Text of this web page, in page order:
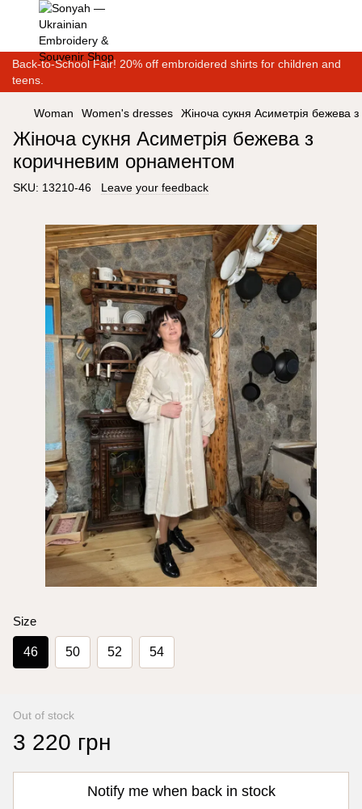
Back-to-School Fair! 20% off embroidered shirts for children and
teens.
Woman Women's dresses Жіноча сукня Асиметрія бежева
Жіноча сукня Асиметрія бежева з
коричневим орнаментом
SKU: 13210-46 Leave your feedback
Size
46 50 52 54
Out of stock
3 220 грн
Notify me when back in stock